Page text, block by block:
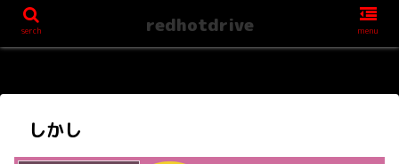
しかし
serch redhotdrive menu